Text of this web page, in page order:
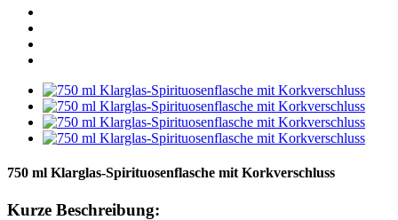
750 ml Klarglas-Spirituosenflasche mit Korkverschluss
Kurze Beschreibung: